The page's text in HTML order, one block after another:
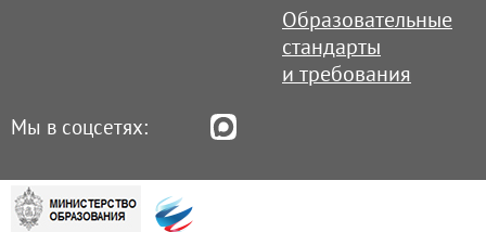
Образовательные
стандарты
и требования
Мы в соцсетях: